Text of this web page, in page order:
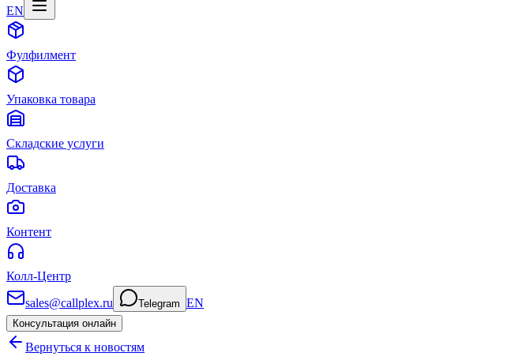
EN
Фулфилмент
Упаковка товара
Складские услуги
Доставка
Контент
Колл-Центр
sales@callplex.ru
Telegram EN
Консультация онлайн
Вернуться к новостям